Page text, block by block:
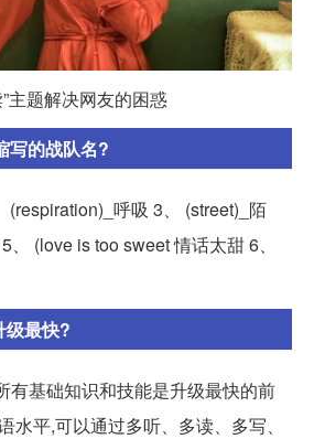
主题解决网友的困惑
写的战队名?
(respiration)_呼吸 3、 (street)_陌
(love is too sweet 情话太甜 6、
级最快?
有基础知识和技能是升级最快的前
水平,可以通过多听、多读、多写、